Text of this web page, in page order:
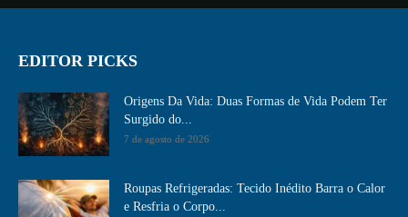
EDITOR PICKS
Origens Da Vida: Duas Formas de Vida Podem Ter
Surgido do...
7 de agosto de 2026
Roupas Refrigeradas: Tecido Inédito Barra o Calor
e Resfria o Corpo...